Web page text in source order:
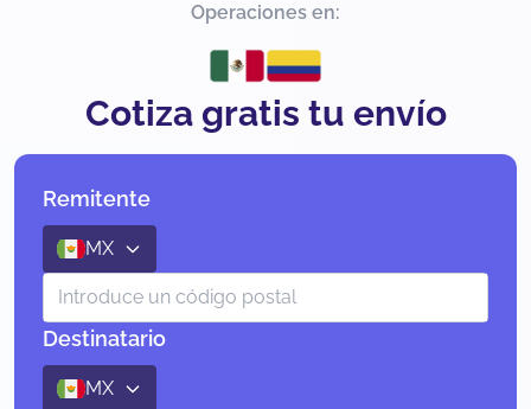
Operaciones en:
Cotiza gratis tu envío
Remitente
MX
Destinatario
MX